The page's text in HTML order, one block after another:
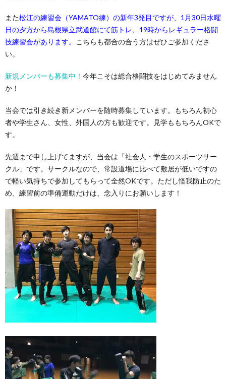
また松江の練習会（YAMATO練）の新年3発目ですが、1月30日水曜
日の夕方から島根県立武道館にて筋トレ、19時からレギュラー格闘
技練習会があります。
こちらも都合の合う方はぜひご参加くださ
い。
新規メンバーも募集中！ 今年こそは総合格闘技をはじめてみません
か！
当会では引き続き新メンバーを随時募集しています。もちろん初心
者や学生さん、女性、外国人の方も歓迎です。見学ももちろんOKで
す。
先週まで申し上げてますが、当会は「社会人・学生のスポーツサー
クル」です。サークルなので、常設道場に比べて敷居が低いですの
で軽い気持ちで参加してもらって全然OKです。ただし怪我防止のた
め、練習前の準備運動だけは、念入りにお願いします！